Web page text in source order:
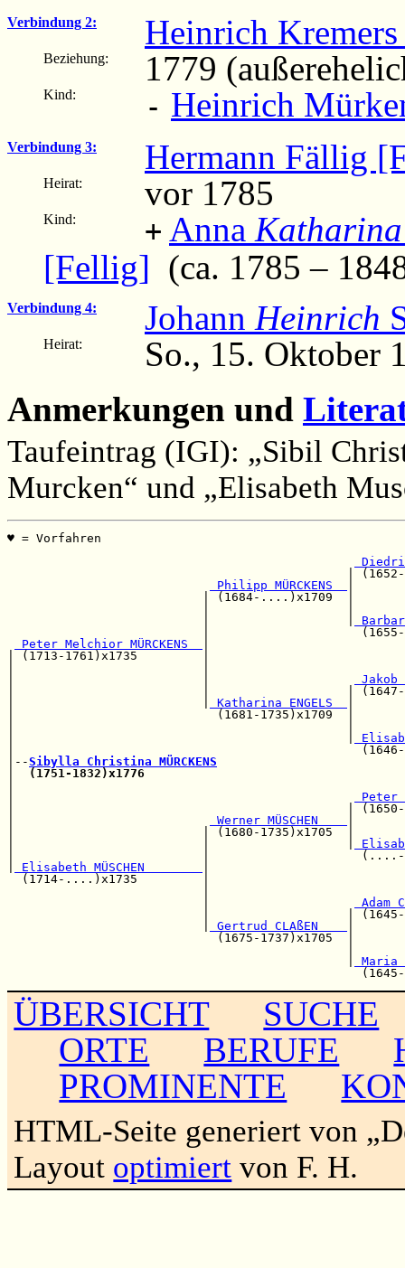
Verbindung 2: Heinrich
Beziehung: 1779
Kind: - Heinrich
Verbindung 3: Hermann Fällig
Heirat: vor 1785
Kind: + Anna Katharina
[Fellig] (ca. 1785 –
Verbindung 4: Johann Heinrich
Heirat:
So., 15. Oktober
Anmerkungen und
Taufeintrag (IGI): „Sibil
Murcken“ und „Elisabeth
♥ =
Philipp MÜRCKENS
| (1684-
|
Peter Melchior MÜRCKENS
| (1713-1761)x1735
|                          |                   | (1647-
Katharina ENGELS
|                            (1681-
|                                                (1646-
|--Sibylla Christina MÜRCKENS
(1751-1832)x1776
|                                              | (1650-
Werner MÜSCHEN
|                          | (1680-
|                          |
Elisabeth MÜSCHEN
(1714-....)x1735
|
Gertrud CLAßEN
(1675-
ÜBERSICHT
SUCHE
ORTE
BERUFE
PROMINENTE
HTML-Seite generiert von
Layout optimiert von F. H.